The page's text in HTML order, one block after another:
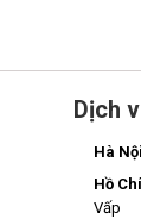
Dịch
Hà
Hồ
Vấp